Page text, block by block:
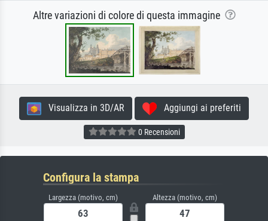
Altre variazioni di colore di questa immagine
Visualizza in 3D/AR Aggiungi ai preferiti
0 Recensioni
Configura la stampa
Largezza (motivo, cm) Altezza (motivo, cm)